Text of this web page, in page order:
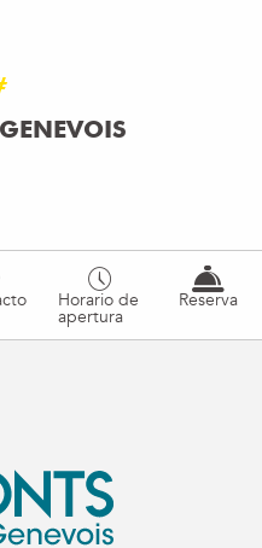
Horario de
apertura
Reserva